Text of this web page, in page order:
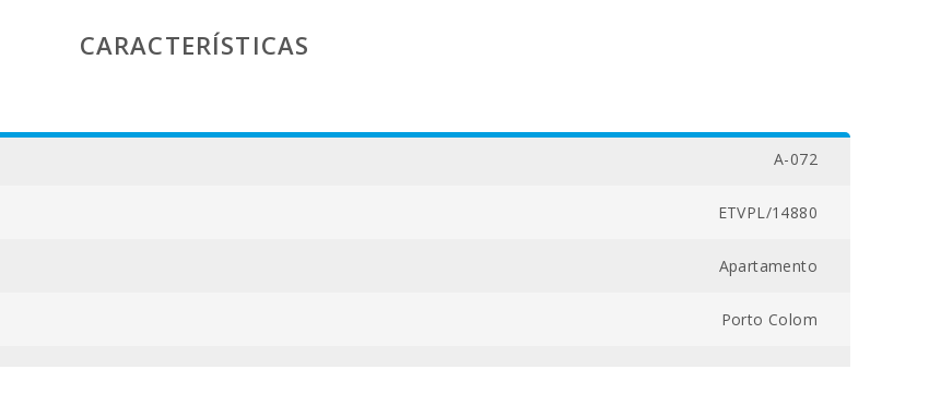
CARACTERÍSTICAS
A-072
ETVPL/14880
Apartamento
Porto Colom